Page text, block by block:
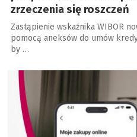
zrzeczenia się roszczeń
Zastąpienie wskaźnika WIBOR
pomocą aneksów do umów
by …